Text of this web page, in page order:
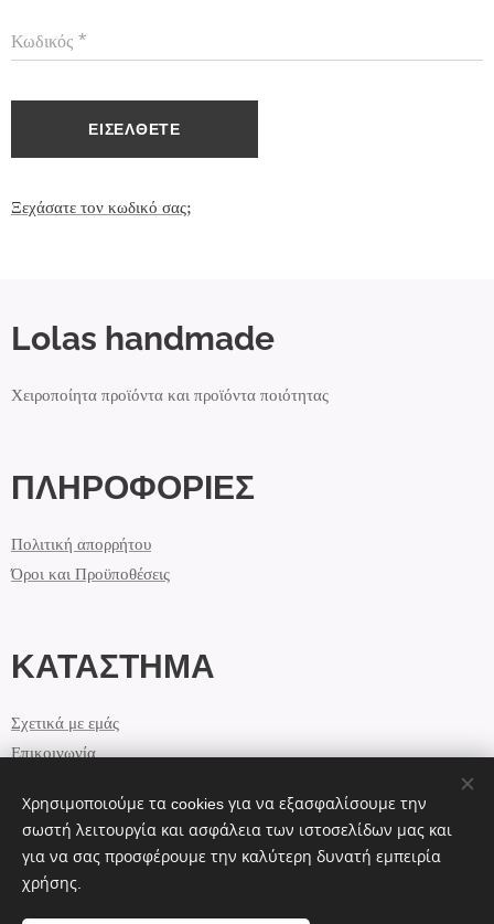
Κωδικός
ΕΙΣΈΛΘΕΤΕ
Ξεχάσατε τον κωδικό σας;
Lolas handmade
Χειροποίητα προϊόντα και προϊόντα ποιότητας
ΠΛΗΡΟΦΟΡΙΕΣ
Πολιτική απορρήτου
Όροι και Προϋποθέσεις
ΚΑΤΑΣΤΗΜΑ
Σχετικά με εμάς
Επικοινωνία
ΕΠΙΚΟΙΝΩΝΙΑ
Χρησιμοποιούμε τα cookies για να εξασφαλίσουμε την
σωστή λειτουργία και ασφάλεια των ιστοσελίδων μας και
για να σας προσφέρουμε την καλύτερη δυνατή εμπειρία
χρήσης.